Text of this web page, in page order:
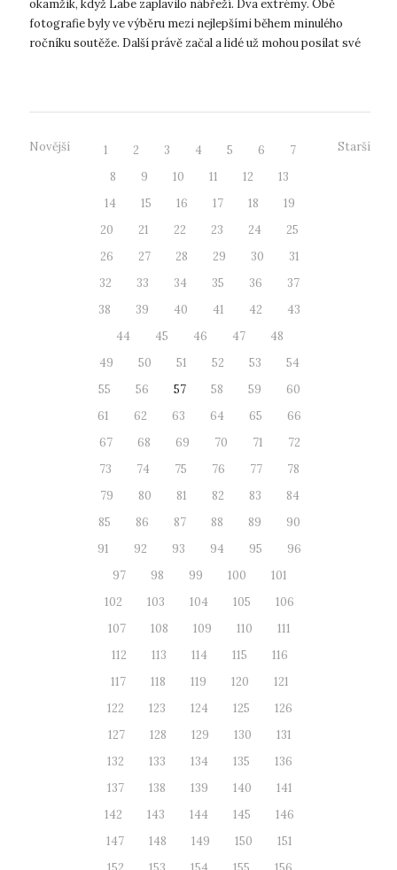
okamžik, když Labe zaplavilo nábřeží. Dva extrémy. Obě
fotografie byly ve výběru mezi nejlepšími během minulého
ročníku soutěže. Další právě začal a lidé už mohou posílat své
Novější 1 2 3 4 5 6
7
8
9 10 11 12
13
14
15 16 17 18
19
20
21 22 23 24
25
26
27 28 29 30
31
32
33 34 35 36
37
38
39 40 41 42
43
44
45 46 47
48
49
50 51 52 53
54
55
56 57 58 59
60
61
62 63 64 65
66
67
68 69 70 71
72
73
74 75 76 77
78
79
80 81 82 83
84
85
86 87 88 89
90
91
92 93 94 95
96
97
98 99 100
101
102
103 104 105
106
107
108 109 110
111
112
113 114 115
116
117
118 119 120
121
122
123 124 125
126
127
128 129 130
131
132
133 134 135
136
137
138 139 140
141
142
143 144 145
146
147
148 149 150
151
Starší